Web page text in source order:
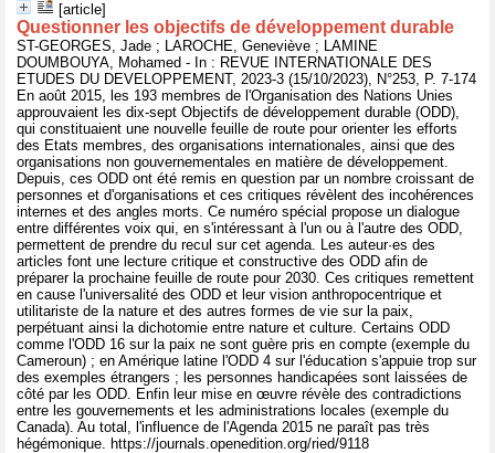
[article]
Questionner les objectifs de développement durable
ST-GEORGES, Jade ; LAROCHE, Geneviève ; LAMINE
DOUMBOUYA, Mohamed - In : REVUE INTERNATIONALE DES
ETUDES DU DEVELOPPEMENT, 2023-3 (15/10/2023), N°253, P. 7-174
En août 2015, les 193 membres de l'Organisation des Nations Unies
approuvaient les dix-sept Objectifs de développement durable (ODD),
qui constituaient une nouvelle feuille de route pour orienter les efforts
des Etats membres, des organisations internationales, ainsi que des
organisations non gouvernementales en matière de développement.
Depuis, ces ODD ont été remis en question par un nombre croissant de
personnes et d'organisations et ces critiques révèlent des incohérences
internes et des angles morts. Ce numéro spécial propose un dialogue
entre différentes voix qui, en s'intéressant à l'un ou à l'autre des ODD,
permettent de prendre du recul sur cet agenda. Les auteur·es des
articles font une lecture critique et constructive des ODD afin de
préparer la prochaine feuille de route pour 2030. Ces critiques remettent
en cause l'universalité des ODD et leur vision anthropocentrique et
utilitariste de la nature et des autres formes de vie sur la paix,
perpétuant ainsi la dichotomie entre nature et culture. Certains ODD
comme l'ODD 16 sur la paix ne sont guère pris en compte (exemple du
Cameroun) ; en Amérique latine l'ODD 4 sur l'éducation s'appuie trop sur
des exemples étrangers ; les personnes handicapées sont laissées de
côté par les ODD. Enfin leur mise en œuvre révèle des contradictions
entre les gouvernements et les administrations locales (exemple du
Canada). Au total, l'influence de l'Agenda 2015 ne paraît pas très
hégémonique. https://journals.openedition.org/ried/9118